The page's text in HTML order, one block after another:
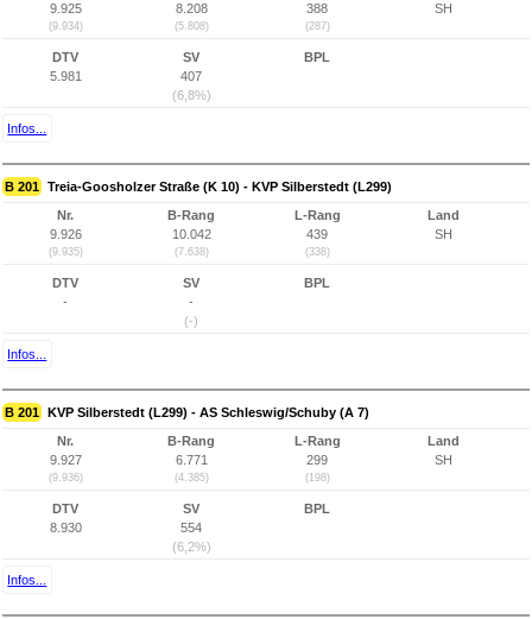
9.925
(9.934)
8.208
(5.808)
388
(287)
SH
DTV
5.981
SV
407
(6,8%)
BPL
Infos...
B 201 Treia-Goosholzer Straße (K 10) - KVP Silberstedt (L299)
Nr.
9.926
(9.935)
B-Rang
10.042
(7.638)
L-Rang
439
(338)
Land
SH
DTV
-
SV
-
(-)
BPL
Infos...
B 201 KVP Silberstedt (L299) - AS Schleswig/Schuby (A 7)
Nr.
9.927
(9.936)
B-Rang
6.771
(4.385)
L-Rang
299
(198)
Land
SH
DTV
8.930
SV
554
(6,2%)
BPL
Infos...